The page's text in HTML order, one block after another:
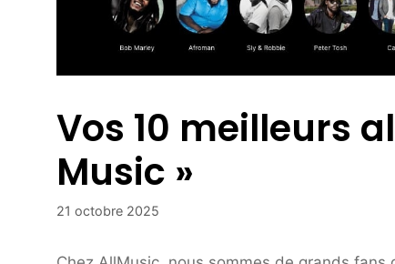
Vos 10 meilleurs
Music »
21 octobre 2025